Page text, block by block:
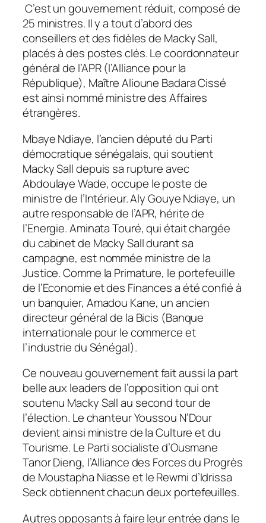
C’est un gouvernement réduit, composé de
25 ministres. Il y a tout d’abord des
conseillers et des fidèles de Macky Sall,
placés à des postes clés. Le coordonnateur
général de l’APR (l’Alliance pour la
République), Maître Alioune Badara Cissé
est ainsi nommé ministre des Affaires
étrangères.
Mbaye Ndiaye, l’ancien député du Parti
démocratique sénégalais, qui soutient
Macky Sall depuis sa rupture avec
Abdoulaye Wade, occupe le poste de
ministre de l’Intérieur. Aly Gouye Ndiaye, un
autre responsable de l’APR, hérite de
l’Energie. Aminata Touré, qui était chargée
du cabinet de Macky Sall durant sa
campagne, est nommée ministre de la
Justice. Comme la Primature, le portefeuille
de l’Economie et des Finances a été confié à
un banquier, Amadou Kane, un ancien
directeur général de la Bicis (Banque
internationale pour le commerce et
l’industrie du Sénégal).
Ce nouveau gouvernement fait aussi la part
belle aux leaders de l’opposition qui ont
soutenu Macky Sall au second tour de
l’élection. Le chanteur Youssou N’Dour
devient ainsi ministre de la Culture et du
Tourisme. Le Parti socialiste d’Ousmane
Tanor Dieng, l’Alliance des Forces du Progrès
de Moustapha Niasse et le Rewmi d’Idrissa
Seck obtiennent chacun deux portefeuilles.
Autres opposants à faire leur entrée dans le